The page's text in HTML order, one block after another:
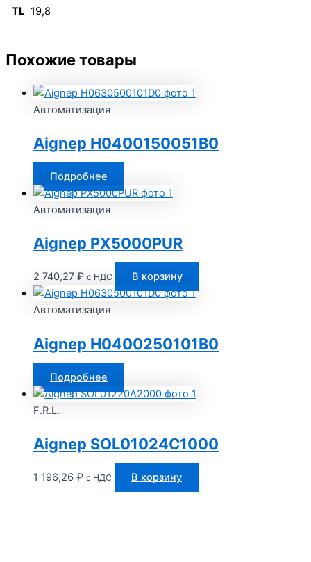
TL 19,8
Похожие товары
Автоматизация
Aignep H0400150051B0
Подробнее
Автоматизация
Aignep PX5000PUR
2 740,27 ₽ с НДС В корзину
Автоматизация
Aignep H0400250101B0
Подробнее
F.R.L.
Aignep SOL01024C1000
1 196,26 ₽ с НДС В корзину